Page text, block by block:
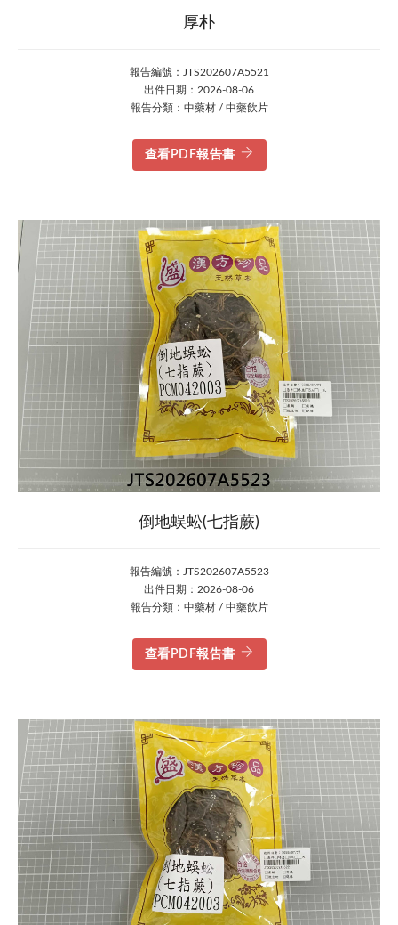
厚朴
報告編號：JTS202607A5521
出件日期：2026-08-06
報告分類：中藥材 / 中藥飲片
查看PDF報告書
倒地蜈蚣(七指蕨)
報告編號：JTS202607A5523
出件日期：2026-08-06
報告分類：中藥材 / 中藥飲片
查看PDF報告書